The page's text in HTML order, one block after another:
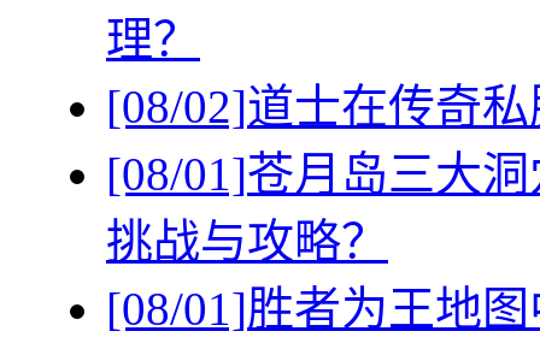
理？
[08/02]道士在传奇
[08/01]苍月岛三大
挑战与攻略？
[08/01]胜者为王地